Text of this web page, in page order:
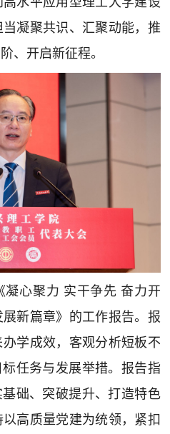
凝聚共识、汇聚动能，推
、开启新征程。
凝心聚力 实干争先 奋力开
新篇章》的工作报告。报
学成效，客观分析短板不
任务与发展举措。报告指
础、突破提升、打造特色
高质量党建为统领，紧扣